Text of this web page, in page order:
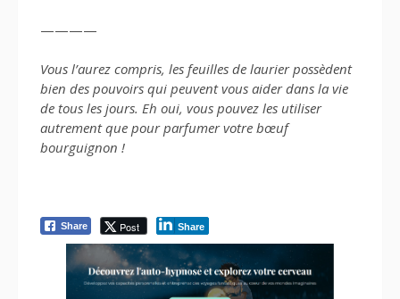
————
Vous l’aurez compris, les feuilles de laurier possèdent
bien des pouvoirs qui peuvent vous aider dans la vie
de tous les jours. Eh oui, vous pouvez les utiliser
autrement que pour parfumer votre bœuf
bourguignon !
Share Post Share